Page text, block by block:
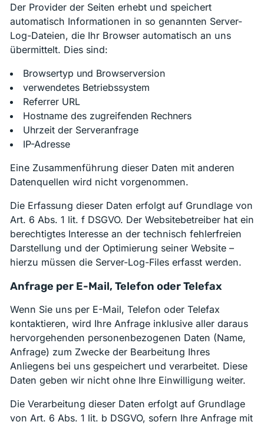
Der Provider der Seiten erhebt und speichert
automatisch Informationen in so genannten Server-
Log-Dateien, die Ihr Browser automatisch an uns
übermittelt. Dies sind:
Browsertyp und Browserversion
verwendetes Betriebssystem
Referrer URL
Hostname des zugreifenden Rechners
Uhrzeit der Serveranfrage
IP-Adresse
Eine Zusammenführung dieser Daten mit anderen
Datenquellen wird nicht vorgenommen.
Die Erfassung dieser Daten erfolgt auf Grundlage von
Art. 6 Abs. 1 lit. f DSGVO. Der Websitebetreiber hat ein
berechtigtes Interesse an der technisch fehlerfreien
Darstellung und der Optimierung seiner Website –
hierzu müssen die Server-Log-Files erfasst werden.
Anfrage per E-Mail, Telefon oder Telefax
Wenn Sie uns per E-Mail, Telefon oder Telefax
kontaktieren, wird Ihre Anfrage inklusive aller daraus
hervorgehenden personenbezogenen Daten (Name,
Anfrage) zum Zwecke der Bearbeitung Ihres
Anliegens bei uns gespeichert und verarbeitet. Diese
Daten geben wir nicht ohne Ihre Einwilligung weiter.
Die Verarbeitung dieser Daten erfolgt auf Grundlage
von Art. 6 Abs. 1 lit. b DSGVO, sofern Ihre Anfrage mit